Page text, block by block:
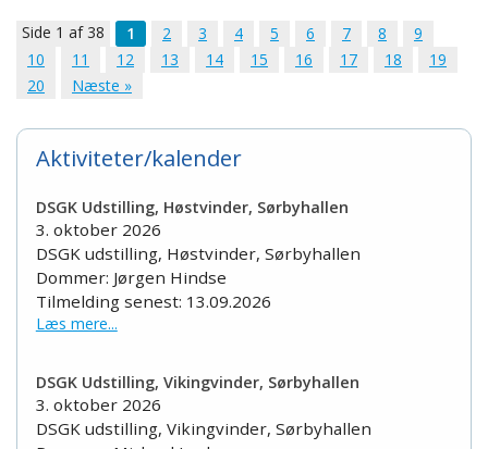
Side 1 af 38 1 2 3 4 5 6 7 8
9
10
11 12 13 14 15 16 17 18
19
20
Næste »
Aktiviteter/kalender
DSGK Udstilling, Høstvinder, Sørbyhallen
3. oktober 2026
DSGK udstilling, Høstvinder, Sørbyhallen
Dommer: Jørgen Hindse
Tilmelding senest: 13.09.2026
Læs mere...
DSGK Udstilling, Vikingvinder, Sørbyhallen
3. oktober 2026
DSGK udstilling, Vikingvinder, Sørbyhallen